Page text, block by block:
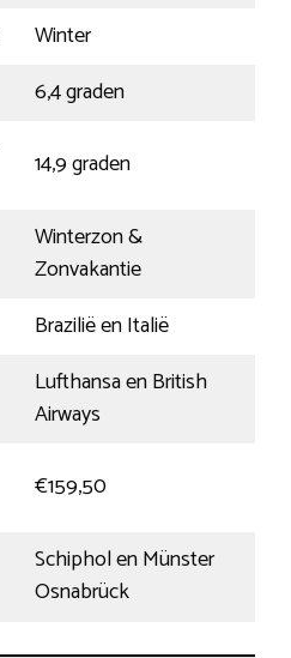
Winter
6,4 graden
14,9 graden
Winterzon &
Zonvakantie
Brazilië en Italië
Lufthansa en British
Airways
€159,50
Schiphol en Münster
Osnabrück